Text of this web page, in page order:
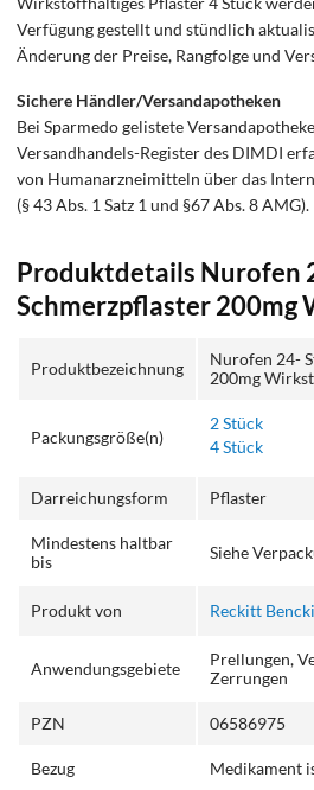
Verfügung gestellt und stündlich
Änderung der Preise, Rangfolge und
Sichere Händler/Versandapotheken
Bei Sparmedo gelistete
Versandhandels-Register des DIMDI
von Humanarzneimitteln über das
(§ 43 Abs. 1 Satz 1 und §67 Abs. 8 AMG).
Produktdetails Nurofen
Schmerzpflaster 200mg
Produktbezeichnung
Nurofen 24-
200mg
Packungsgröße(n)
2 Stück
4 Stück
Darreichungsform Pflaster
Mindestens haltbar
bis
Siehe
Produkt von Reckitt
Anwendungsgebiete
Prellungen,
Zerrungen
PZN 06586975
Bezug Medikament